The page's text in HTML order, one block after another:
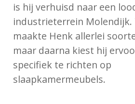
is hij verhuisd naar een
industrieterrein Molendijk.
maakte Henk allerlei
maar daarna kiest hij
specifiek te richten op
slaapkamermeubels.